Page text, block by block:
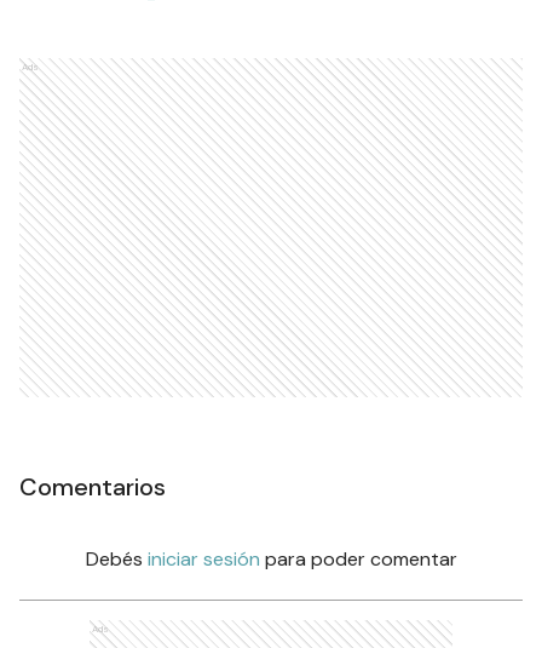
Ads
Comentarios
Debés iniciar sesión para poder comentar
Ads